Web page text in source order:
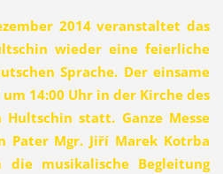
2014 veranstaltet das
wieder eine feierliche
Sprache. Der einsame
14:00 Uhr in der Kirche des
Hultschin statt. Ganze Messe
Pater Mgr. Jiří Marek Kotrba
musikalische Begleitung